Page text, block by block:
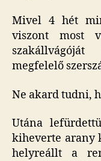
Mivel 4 hét
viszont most
megfelelő
Ne akard tudni,
Utána
kiheverte arany
helyreállt a